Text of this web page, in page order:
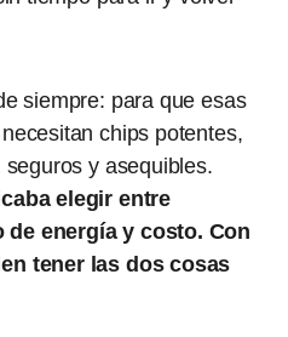
siempre: para que esas
chips potentes,
y asequibles.
elegir entre
energía y costo. Con
tener las dos cosas